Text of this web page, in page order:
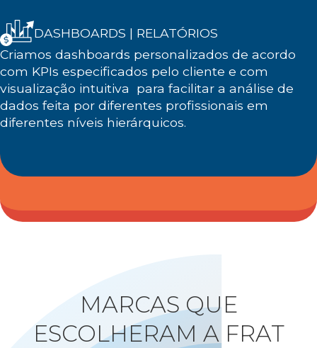
DASHBOARDS | RELATÓRIOS
Criamos dashboards personalizados de acordo
com KPIs especificados pelo cliente e com
visualização intuitiva para facilitar a análise de
dados feita por diferentes profissionais em
diferentes níveis hierárquicos.
MARCAS QUE
ESCOLHERAM A FRAT